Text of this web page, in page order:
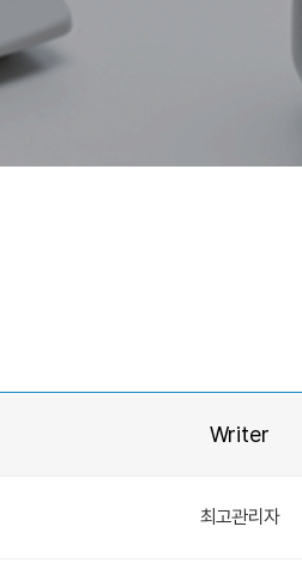
Writer
최고관리자